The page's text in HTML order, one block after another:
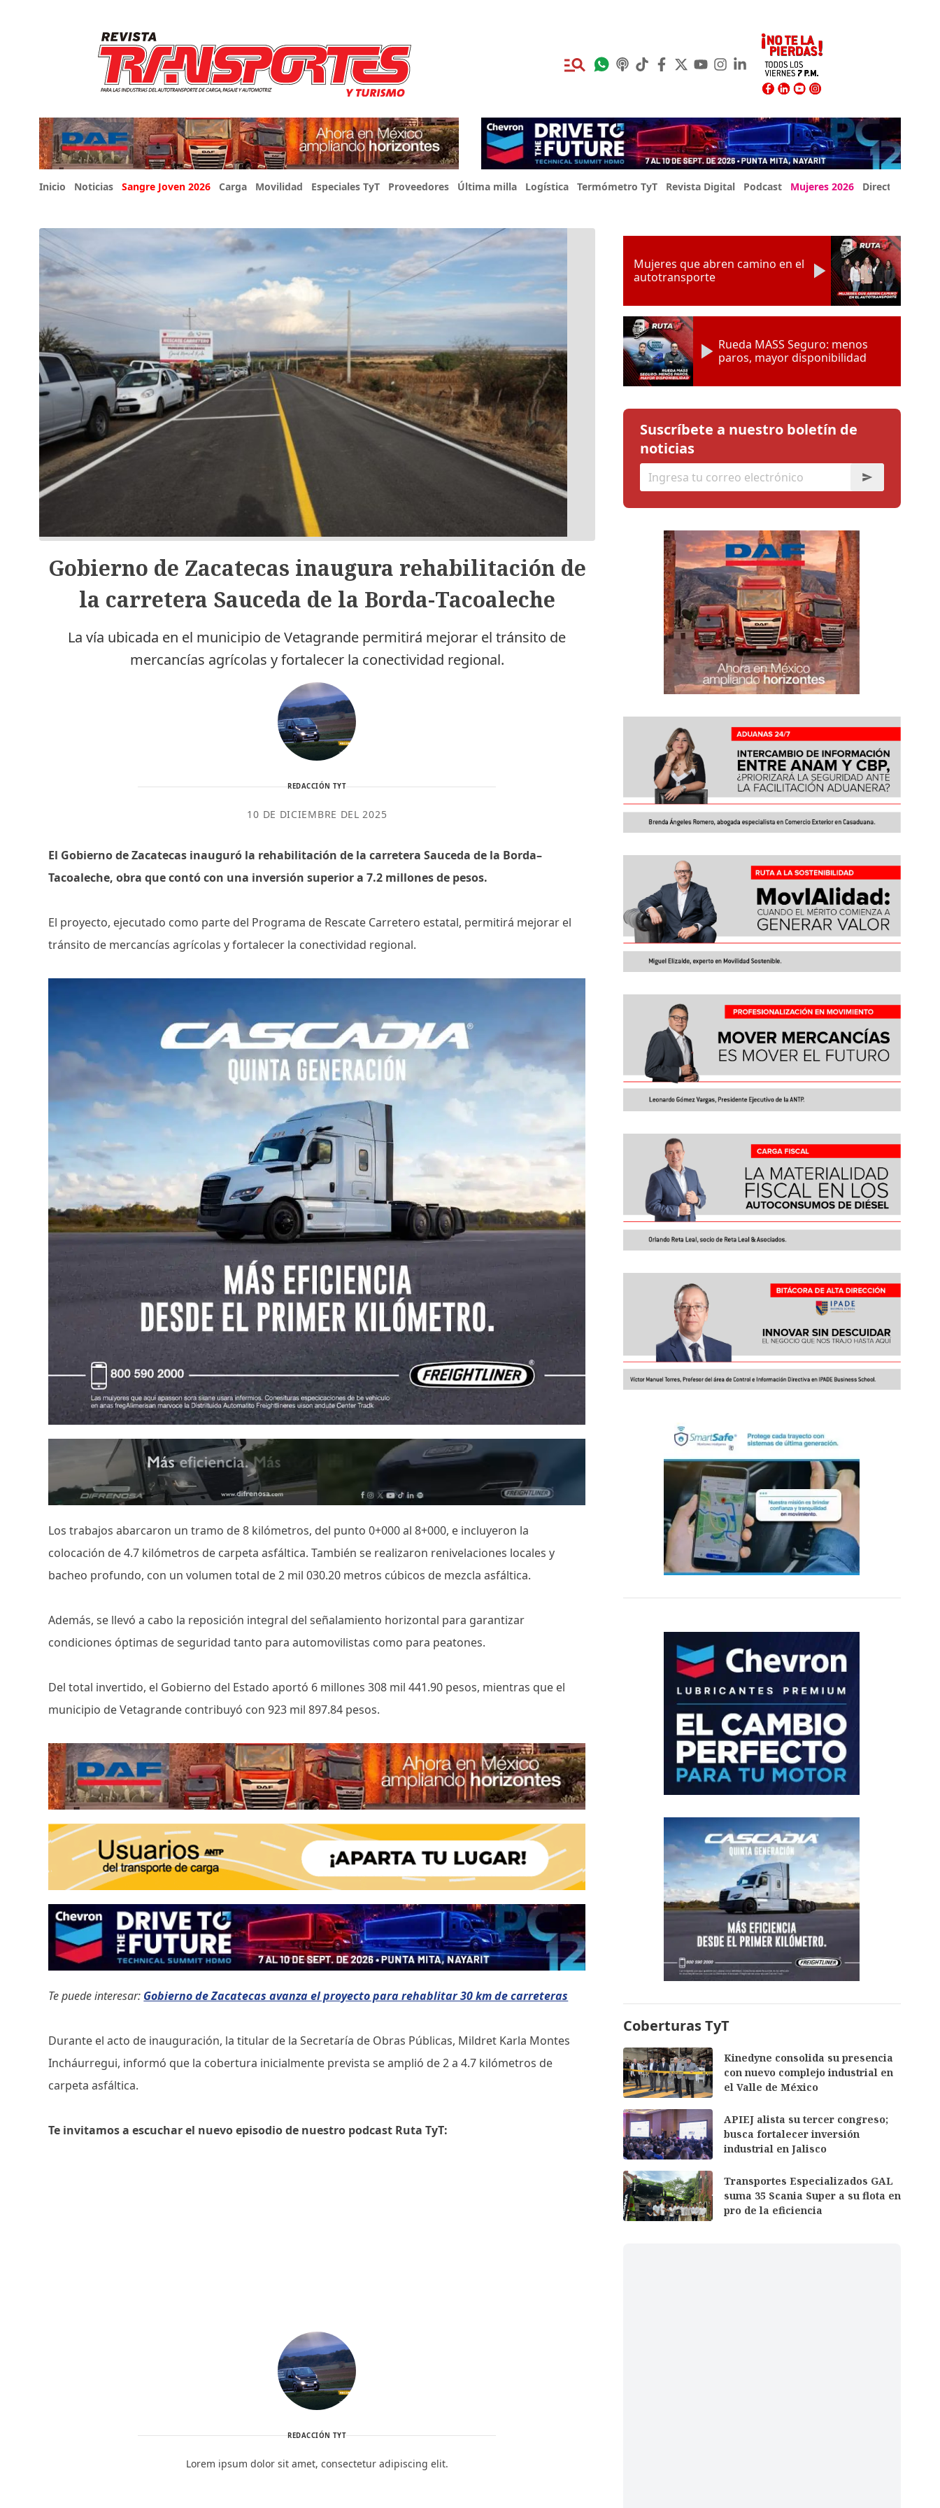
Inicio Noticias Sangre Joven 2026 Carga Movilidad Especiales TyT Proveedores Última milla Logística Termómetro TyT Revista Digital Podcast Mujeres 2026 Directorio Expo
Gobierno de Zacatecas inaugura rehabilitación de
la carretera Sauceda de la Borda-Tacoaleche
La vía ubicada en el municipio de Vetagrande permitirá mejorar el tránsito de
mercancías agrícolas y fortalecer la conectividad regional.
REDACCIÓN TYT
10 DE DICIEMBRE DEL 2025
El Gobierno de Zacatecas inauguró la rehabilitación de la carretera Sauceda de la Borda–
Tacoaleche, obra que contó con una inversión superior a 7.2 millones de pesos.
El proyecto, ejecutado como parte del Programa de Rescate Carretero estatal, permitirá mejorar el
tránsito de mercancías agrícolas y fortalecer la conectividad regional.
Los trabajos abarcaron un tramo de 8 kilómetros, del punto 0+000 al 8+000, e incluyeron la
colocación de 4.7 kilómetros de carpeta asfáltica. También se realizaron renivelaciones locales y
bacheo profundo, con un volumen total de 2 mil 030.20 metros cúbicos de mezcla asfáltica.
Además, se llevó a cabo la reposición integral del señalamiento horizontal para garantizar
condiciones óptimas de seguridad tanto para automovilistas como para peatones.
Del total invertido, el Gobierno del Estado aportó 6 millones 308 mil 441.90 pesos, mientras que el
municipio de Vetagrande contribuyó con 923 mil 897.84 pesos.
Te puede interesar: Gobierno de Zacatecas avanza el proyecto para rehablitar 30 km de carreteras
Durante el acto de inauguración, la titular de la Secretaría de Obras Públicas, Mildret Karla Montes
Incháurregui, informó que la cobertura inicialmente prevista se amplió de 2 a 4.7 kilómetros de
carpeta asfáltica.
Te invitamos a escuchar el nuevo episodio de nuestro podcast Ruta TyT:
REDACCIÓN TYT
Lorem ipsum dolor sit amet, consectetur adipiscing elit.
Mujeres que abren camino en el
autotransporte
Rueda MASS Seguro: menos
paros, mayor disponibilidad
Suscríbete a nuestro boletín de
noticias
Coberturas TyT
Kinedyne consolida su presencia
con nuevo complejo industrial en
el Valle de México
APIEJ alista su tercer congreso;
busca fortalecer inversión
industrial en Jalisco
Transportes Especializados GAL
suma 35 Scania Super a su flota en
pro de la eficiencia